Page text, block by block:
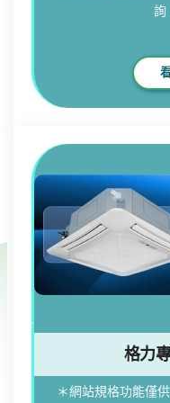
詢
格力
＊網站規格功能僅